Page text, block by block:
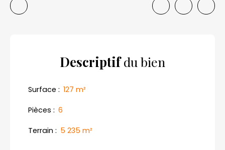
Descriptifdu bien
Surface : 127 m²
Pièces : 6
Terrain : 5 235 m²